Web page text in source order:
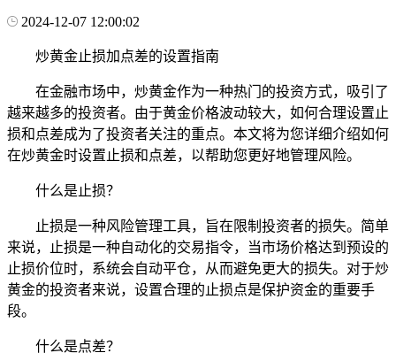
2024-12-07 12:00:02
炒黄金止损加点差的设置指南
在金融市场中，炒黄金作为一种热门的投资方式，吸引了
越来越多的投资者。由于黄金价格波动较大，如何合理设置止
损和点差成为了投资者关注的重点。本文将为您详细介绍如何
在炒黄金时设置止损和点差，以帮助您更好地管理风险。
什么是止损？
止损是一种风险管理工具，旨在限制投资者的损失。简单
来说，止损是一种自动化的交易指令，当市场价格达到预设的
止损价位时，系统会自动平仓，从而避免更大的损失。对于炒
黄金的投资者来说，设置合理的止损点是保护资金的重要手
段。
什么是点差？